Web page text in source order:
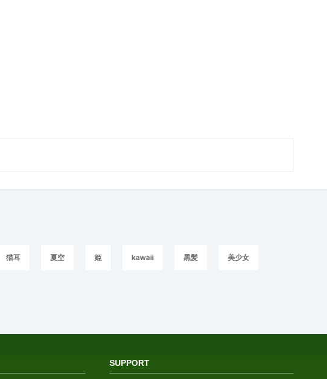
猫耳 夏空 姫 kawaii 黒髪 美少女
SUPPORT